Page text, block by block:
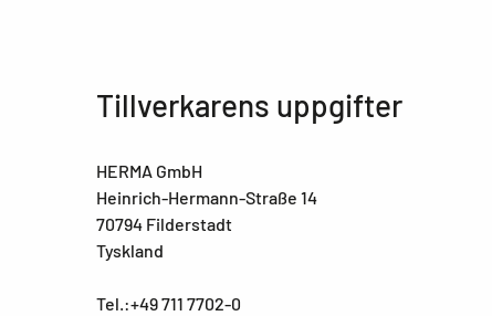
Tillverkarens uppgifter
HERMA GmbH
Heinrich-Hermann-Straße 14
70794 Filderstadt
Tyskland
Tel.:+49 711 7702-0